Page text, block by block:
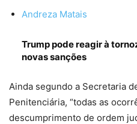
Andreza Matais
Trump pode reagir à
novas sanções
Ainda segundo a Secretaria
Penitenciária, “todas as
descumprimento de ordem